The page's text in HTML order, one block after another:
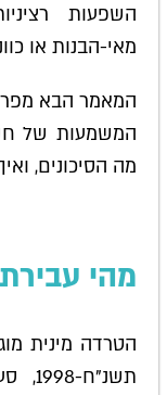
השפעות
מאי-הבנות או
המאמר הבא
המשמעות של
מה הסיכונים,
מהי
הטרדה מינית